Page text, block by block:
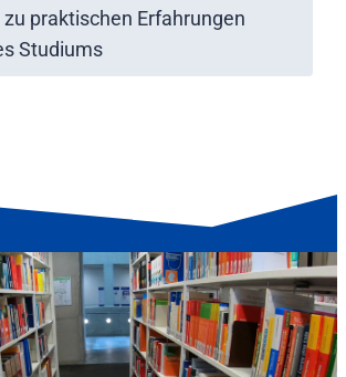
zu praktischen Erfahrungen
Studiums